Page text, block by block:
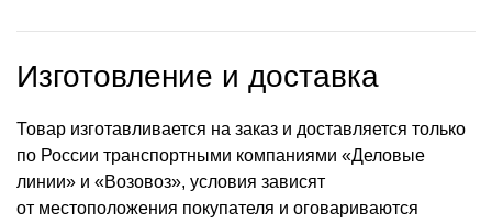
Изготовление и доставка
Товар изготавливается на заказ и доставляется только
по России транспортными компаниями «Деловые
линии» и «Возовоз», условия зависят
от местоположения покупателя и оговариваются